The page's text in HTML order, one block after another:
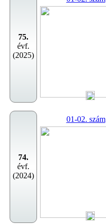
75.
évf.
(2025)
74.
évf.
(2024)
01-02. szám